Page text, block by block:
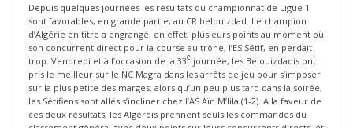
Depuis quelques journées les résultats du championnat de Ligue 1
sont favorables, en grande partie, au CR belouizdad. Le champion
d’Algérie en titre a engrangé, en effet, plusieurs points au moment où
son concurrent direct pour la course au trône, l’ES Sétif, en perdait
trop. Vendredi et à l’occasion de la 33e journée, les Belouizdadis ont
pris le meilleur sur le NC Magra dans les arrêts de jeu pour s’imposer
sur la plus petite des marges, alors qu’un peu plus tard dans la soirée,
les Sétifiens sont allés s’incliner chez l’AS Aïn M’lila (1-2). A la faveur de
ces deux résultats, les Algérois prennent seuls les commandes du